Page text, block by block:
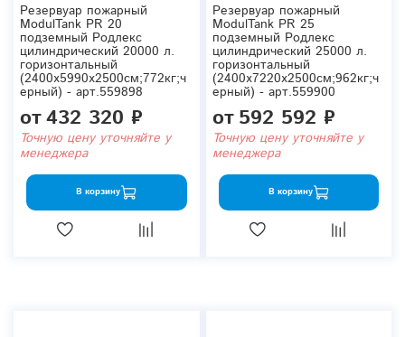
Резервуар пожарный
ModulTank PR 20
подземный Родлекс
цилиндрический 20000 л.
горизонтальный
(2400x5990x2500см;772кг;ч
ерный) - арт.559898
от432 320 ₽
Точную цену уточняйте у
менеджера
В корзину
Резервуар пожарный
ModulTank PR 25
подземный Родлекс
цилиндрический 25000 л.
горизонтальный
(2400x7220x2500см;962кг;ч
ерный) - арт.559900
от592 592 ₽
Точную цену уточняйте у
менеджера
В корзину